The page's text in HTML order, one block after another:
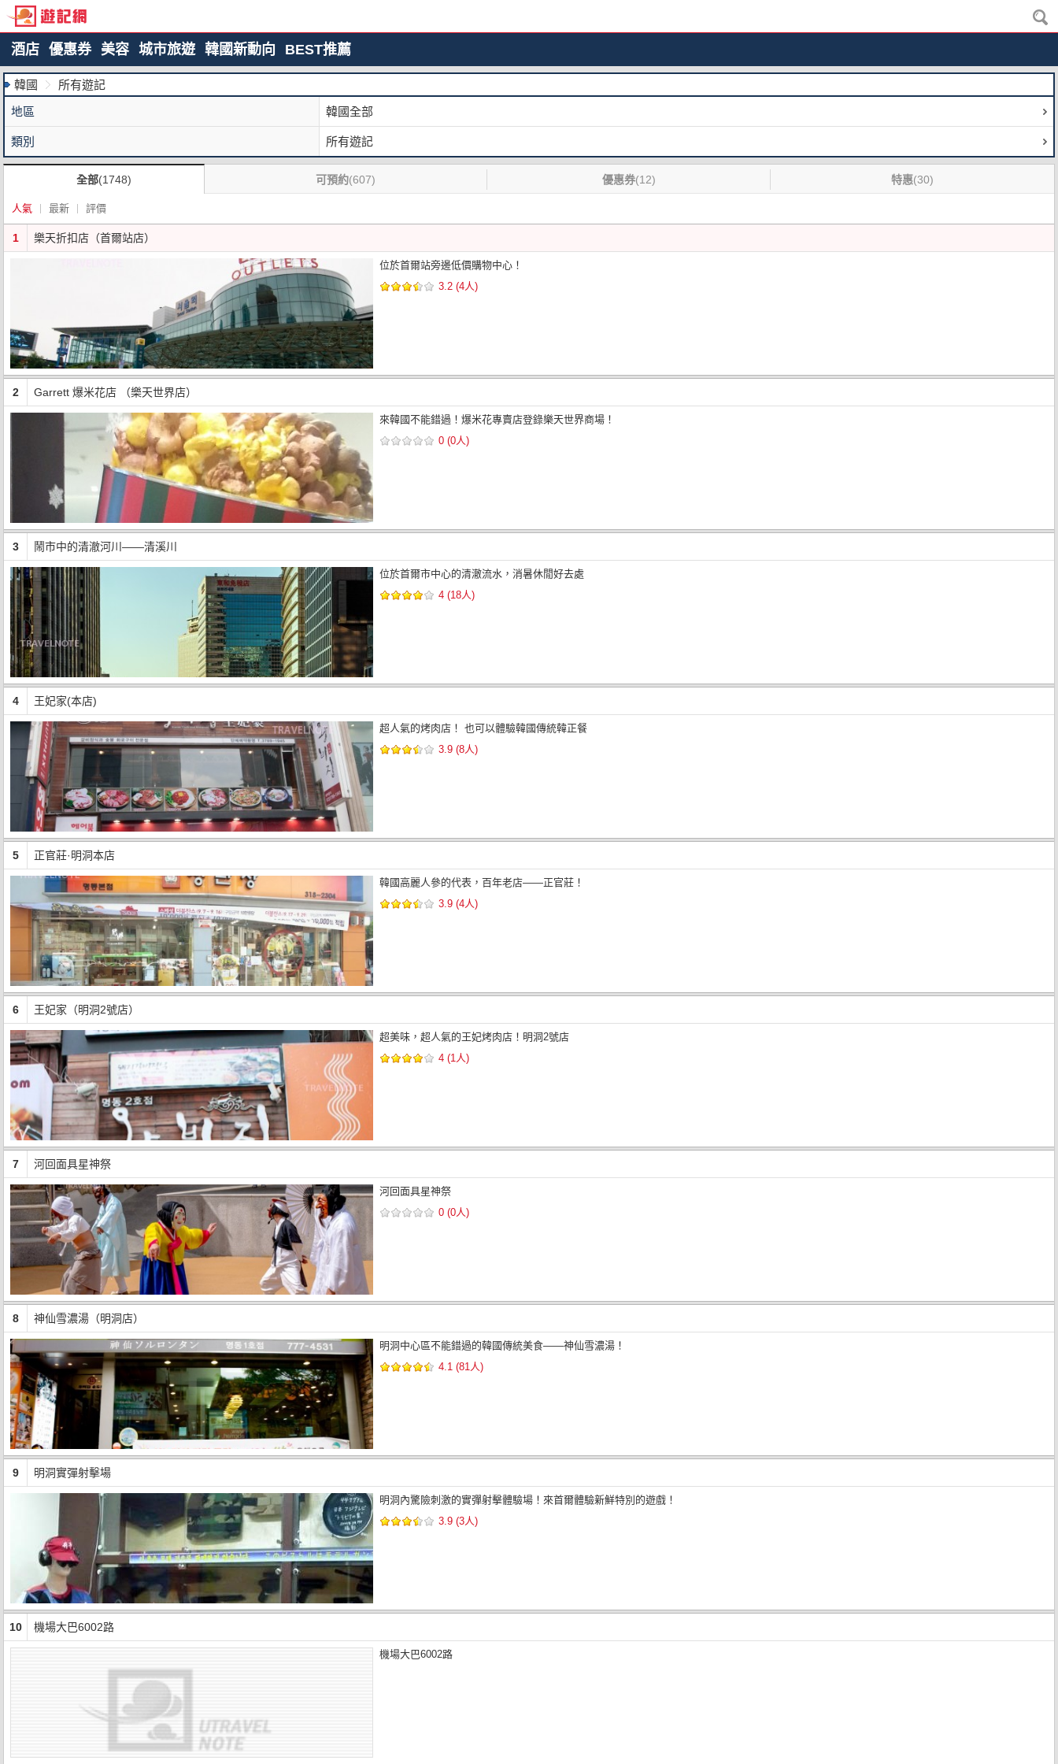
酒店 優惠券 美容 城市旅遊 韓國新動向 BEST推薦
韓國
所有遊記
地區
韓國全部
類別 所有遊記
全部(1748) 可預約(607) 優惠券(12) 特惠(30)
人氣 最新 評價
1 樂天折扣店（首爾站店）
位於首爾站旁邊低價購物中心！
3.2 (4人)
2 Garrett 爆米花店 （樂天世界店）
來韓國不能錯過！爆米花專賣店登錄樂天世界商場！
0 (0人)
3 鬧市中的清澈河川——清溪川
位於首爾市中心的清澈流水，消暑休閒好去處
4 (18人)
4 王妃家(本店)
超人氣的烤肉店！ 也可以體驗韓國傳統韓正餐
3.9 (8人)
5 正官莊·明洞本店
韓國高麗人參的代表，百年老店——正官莊！
3.9 (4人)
6 王妃家（明洞2號店）
超美味，超人氣的王妃烤肉店！明洞2號店
4 (1人)
7 河回面具星神祭
河回面具星神祭
0 (0人)
8 神仙雪濃湯（明洞店）
明洞中心區不能錯過的韓國傳統美食——神仙雪濃湯！
4.1 (81人)
9 明洞實彈射擊場
明洞內驚險刺激的實彈射擊體驗場！來首爾體驗新鮮特別的遊戲！
3.9 (3人)
10 機場大巴6002路
機場大巴6002路